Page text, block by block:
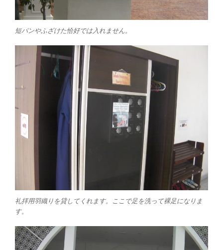
短パンやふざけた恰好では入れません。
礼拝用羽織りを貸してくれます。ここで足を洗って裸足になりま
す。